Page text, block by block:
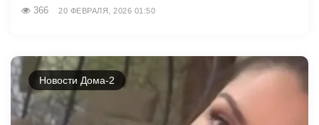
366 20 ФЕВРАЛЯ, 2026 01:50
Новости Дома-2